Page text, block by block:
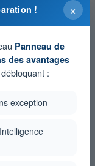
×
!
Panneau de
des avantages
:
exception